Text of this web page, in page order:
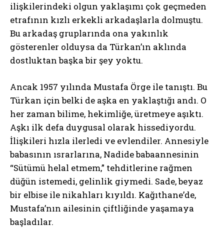
ilişkilerindeki olgun yaklaşımı çok geçmeden
etrafının kızlı erkekli arkadaşlarla dolmuştu.
Bu arkadaş gruplarında ona yakınlık
gösterenler olduysa da Türkan’ın aklında
dostluktan başka bir şey yoktu.
Ancak 1957 yılında Mustafa Örge ile tanıştı. Bu
Türkan için belki de aşka en yaklaştığı andı. O
her zaman bilime, hekimliğe, üretmeye aşıktı.
Aşkı ilk defa duygusal olarak hissediyordu.
İlişkileri hızla ilerledi ve evlendiler. Annesiyle
babasının ısrarlarına, Nadide babaannesinin
“Sütümü helal etmem,” tehditlerine rağmen
düğün istemedi, gelinlik giymedi. Sade, beyaz
bir elbise ile nikahları kıyıldı. Kağıthane’de,
Mustafa’nın ailesinin çiftliğinde yaşamaya
başladılar.